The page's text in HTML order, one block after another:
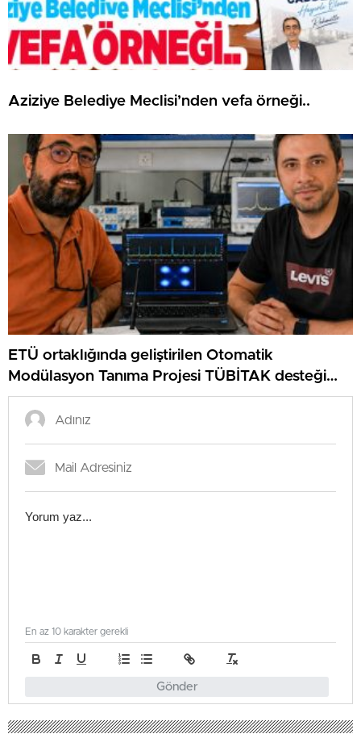
Aziziye Belediye Meclisi’nden vefa örneği..
ETÜ ortaklığında geliştirilen Otomatik
Modülasyon Tanıma Projesi TÜBİTAK desteği
aldı..
Gönder
En az 10 karakter gerekli